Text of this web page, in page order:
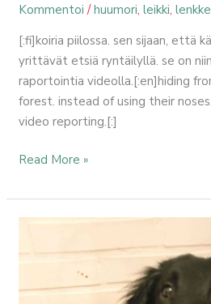
Kommentoi /huumori,leikki,
[:fi]koiria piilossa. sen sijaan, että
yrittävät etsiä ryntäilyllä. se on
raportointia videolla.[:en]hiding
forest. instead of using their
video reporting.[:]
Read More »
the